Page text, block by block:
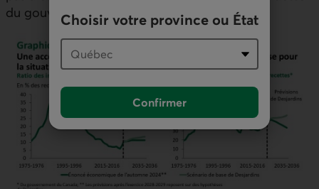
Choisir votre province ou État
Confirmer
du gouvernement du Canada.